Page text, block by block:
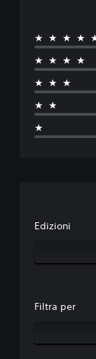
★★★★
★★★
★★
★
Edizioni
Filtra per